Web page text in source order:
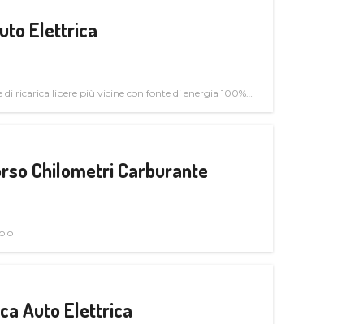
Elettrica
ricarica libere più vicine con fonte di energia 100%
Chilometri Carburante
Auto Elettrica